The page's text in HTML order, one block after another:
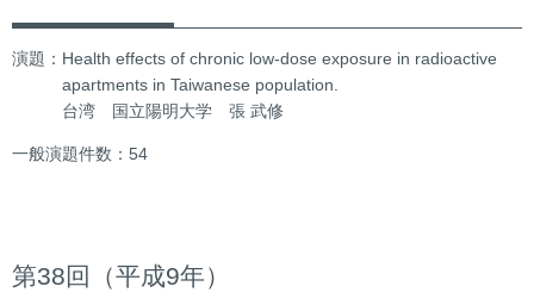
演題：Health effects of chronic low-dose exposure in radioactive
apartments in Taiwanese population.
台湾 国立陽明大学 張 武修
一般演題件数：54
第38回（平成9年）